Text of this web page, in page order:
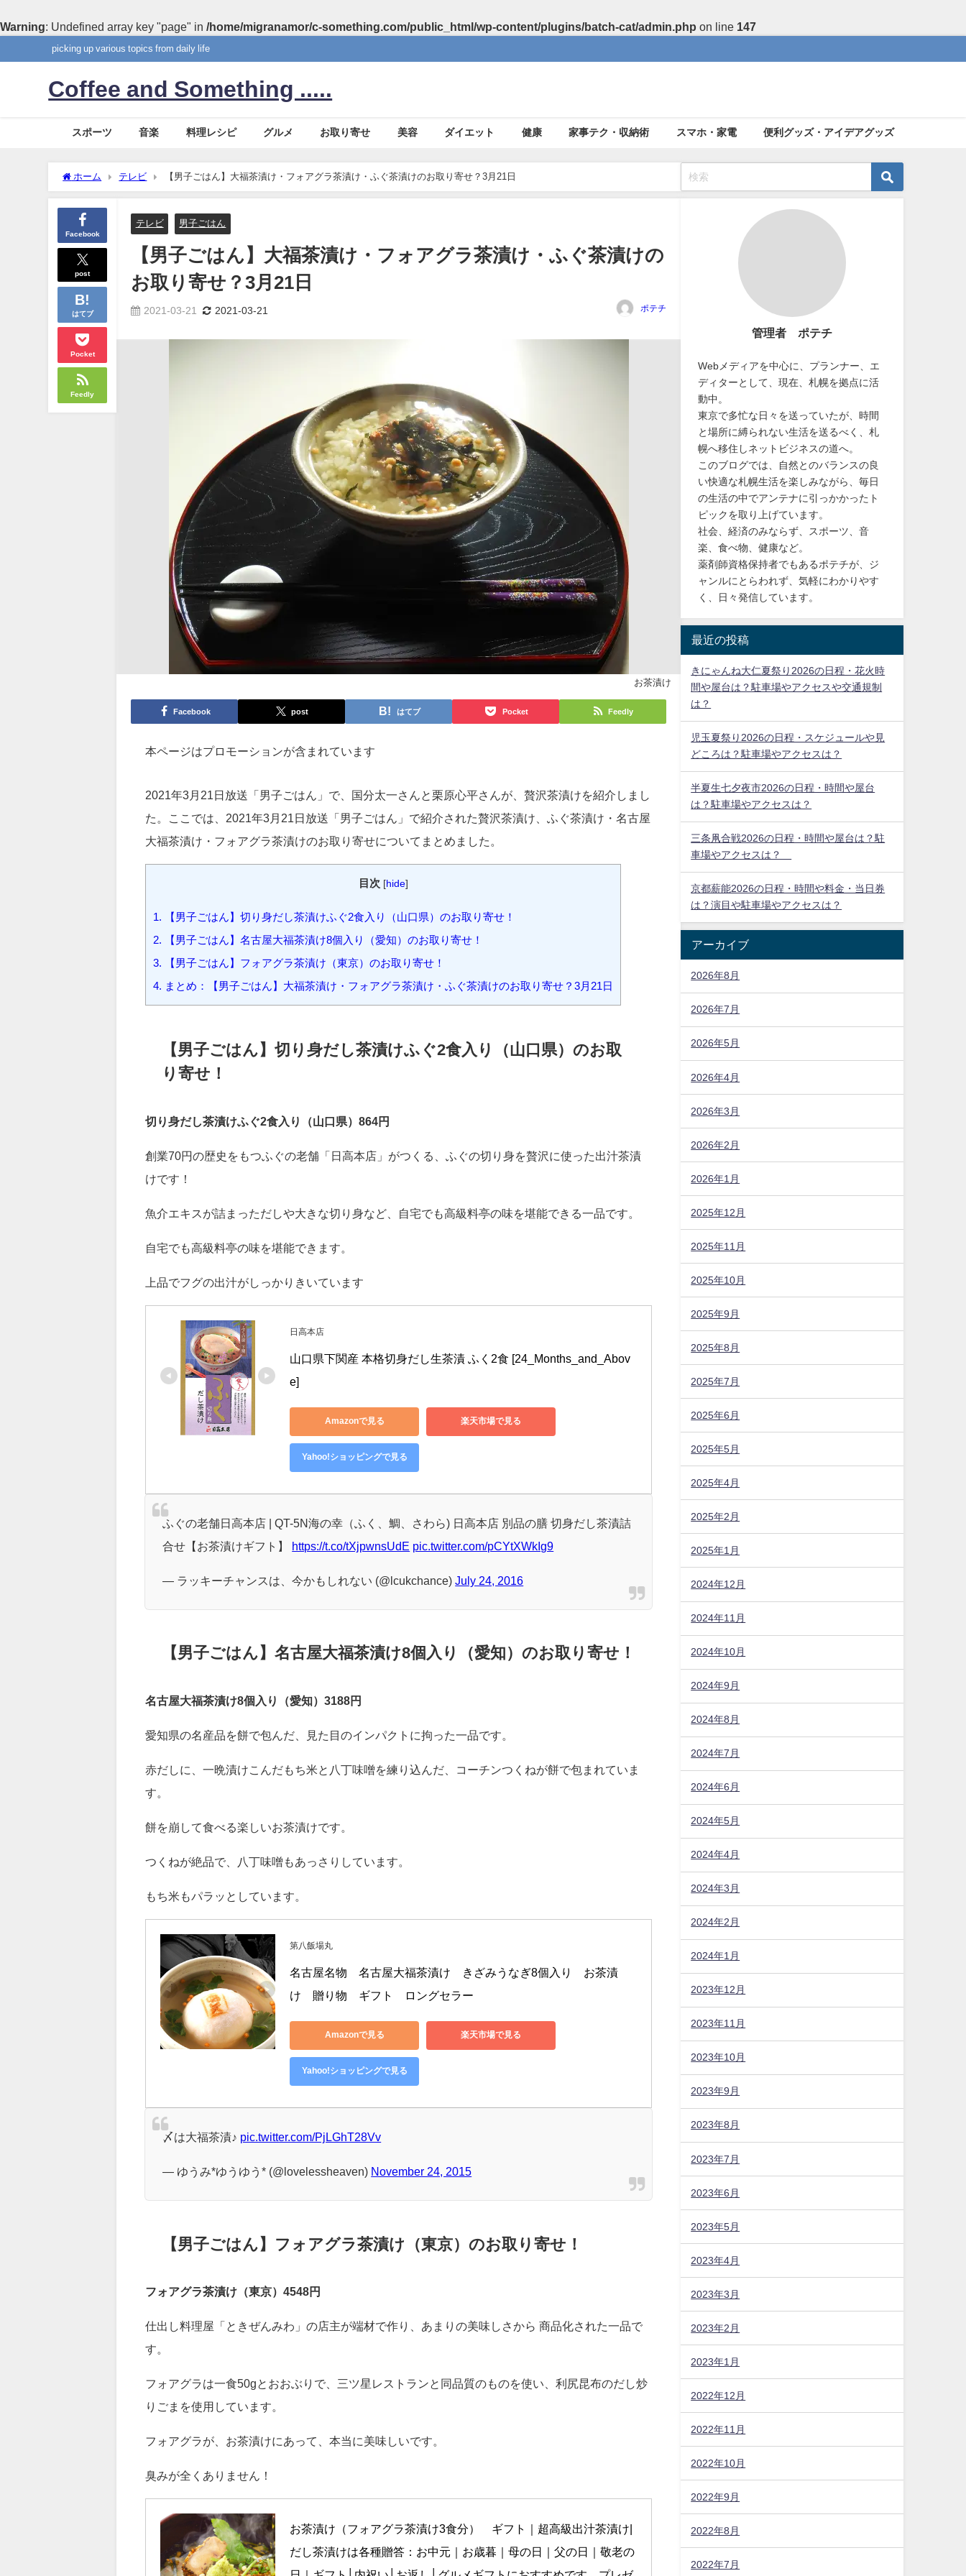
Warning: Undefined array key "page" in /home/migranamor/c-something.com/public_html/wp-content/plugins/batch-cat/admin.php on line 147
picking up various topics from daily life
Coffee and Something .....
スポーツ 音楽 料理レシピ グルメ お取り寄せ 美容 ダイエット 健康 家事テク・収納術 スマホ・家電 便利グッズ・アイデアグッズ
ホーム テレビ 【男子ごはん】大福茶漬け・フォアグラ茶漬け・ふぐ茶漬けのお取り寄せ？3月21日
Facebook
post
はてブ
Pocket
Feedly
テレビ 男子ごはん
【男子ごはん】大福茶漬け・フォアグラ茶漬け・ふぐ茶漬けの
お取り寄せ？3月21日
2021-03-21 2021-03-21 ポテチ
お茶漬け
Facebook post はてブ Pocket Feedly
本ページはプロモーションが含まれています
大福茶漬け・フォアグラ茶漬けのお取り寄せについてまとめました。
目次 [hide]
【男子ごはん】フォアグラ茶漬け（東京）のお取り寄せ！
まとめ：【男子ごはん】大福茶漬け・フォアグラ茶漬け・ふぐ茶漬けのお取り寄せ？3月21日
【男子ごはん】切り身だし茶漬けふぐ2食入り（山口県）のお取
り寄せ！
けです！
魚介エキスが詰まっただしや大きな切り身など、自宅でも高級料亭の味を堪能できる一品です。
自宅でも高級料亭の味を堪能できます。
上品でフグの出汁がしっかりきいています
日高本店
山口県下関産 本格切身だし生茶漬 ふく2食 [24_Months_and_Abov
ふぐの老舗日高本店 | QT-5N海の幸（ふく、鯛、さわら) 日高本店 別品の膳 切身だし茶漬詰
— ラッキーチャンスは、今かもしれない (@lcukchance) July 24, 2016
【男子ごはん】名古屋大福茶漬け8個入り（愛知）のお取り寄せ！
名古屋大福茶漬け8個入り（愛知）3188円
す。
餅を崩して食べる楽しいお茶漬けです。
つくねが絶品で、八丁味噌もあっさりしています。
もち米もパラッとしています。
第八飯場丸
名古屋名物　名古屋大福茶漬け　きざみうなぎ8個入り　お茶漬
け　贈り物　ギフト　ロングセラー
— ゆうみ*ゆうゆう* (@lovelessheaven)November 24, 2015
【男子ごはん】フォアグラ茶漬け（東京）のお取り寄せ！
仕出し料理屋「ときぜんみわ」の店主が端材で作り、あまりの美味しさから 商品化された一品で
りごまを使用しています。
フォアグラが、お茶漬けにあって、本当に美味しいです。
臭みが全くありません！
管理者 ポテチ
Webメディアを中心に、プランナー、エ
ディターとして、現在、札幌を拠点に活
動中。
東京で多忙な日々を送っていたが、時間
と場所に縛られない生活を送るべく、札
幌へ移住しネットビジネスの道へ。
このブログでは、自然とのバランスの良
い快適な札幌生活を楽しみながら、毎日
の生活の中でアンテナに引っかかったト
ピックを取り上げています。
社会、経済のみならず、スポーツ、音
楽、食べ物、健康など。
薬剤師資格保持者でもあるポテチが、ジ
ャンルにとらわれず、気軽にわかりやす
く、日々発信しています。
最近の投稿
きにゃんね大仁夏祭り2026の日程・花火時
間や屋台は？駐車場やアクセスや交通規制
は？
児玉夏祭り2026の日程・スケジュールや見
どころは？駐車場やアクセスは？
半夏生七夕夜市2026の日程・時間や屋台
は？駐車場やアクセスは？
三条凧合戦2026の日程・時間や屋台は？駐
車場やアクセスは？
京都薪能2026の日程・時間や料金・当日券
は？演目や駐車場やアクセスは？
アーカイブ
2026年8月
2026年7月
2026年5月
2026年4月
2026年3月
2026年2月
2026年1月
2025年12月
2025年11月
2025年10月
2025年9月
2025年8月
2025年7月
2025年6月
2025年5月
2025年4月
2025年2月
2025年1月
2024年12月
2024年11月
2024年10月
2024年9月
2024年8月
2024年7月
2024年6月
2024年5月
2024年4月
2024年3月
2024年2月
2024年1月
2023年12月
2023年11月
2023年10月
2023年9月
2023年8月
2023年7月
2023年6月
2023年5月
2023年4月
2023年3月
2023年2月
2023年1月
2022年12月
2022年11月
2022年10月
2022年9月
2022年8月
2022年7月